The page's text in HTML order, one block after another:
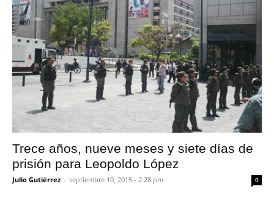
Trece años, nueve meses y siete días de
prisión para Leopoldo López
Julio Gutiérrez - septiembre 10, 2015 - 2:28 pm 0